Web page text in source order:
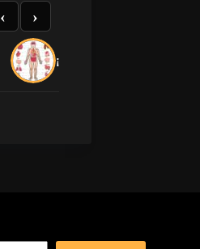
¡Preciosa la anatomía
‹ ›